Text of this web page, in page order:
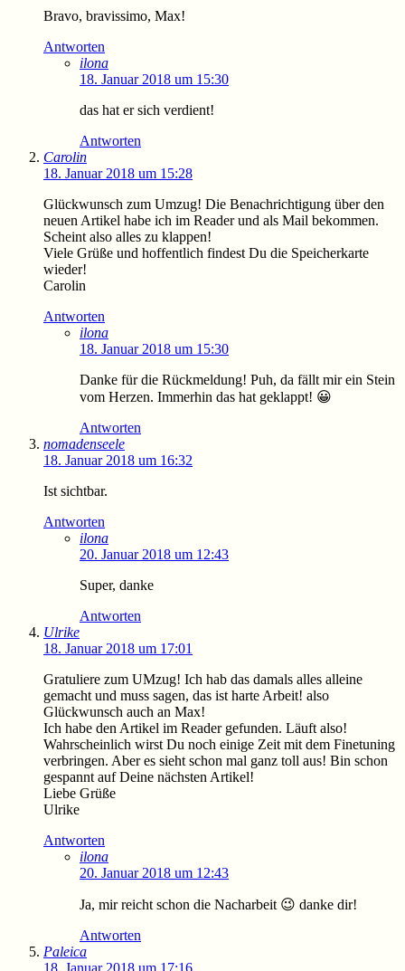
Bravo, bravissimo, Max!
Antworten
ilona
18. Januar 2018 um 15:30
das hat er sich verdient!
Antworten
Carolin
18. Januar 2018 um 15:28
Glückwunsch zum Umzug! Die Benachrichtigung über den
neuen Artikel habe ich im Reader und als Mail bekommen.
Scheint also alles zu klappen!
Viele Grüße und hoffentlich findest Du die Speicherkarte
wieder!
Carolin
Antworten
ilona
18. Januar 2018 um 15:30
Danke für die Rückmeldung! Puh, da fällt mir ein Stein
vom Herzen. Immerhin das hat geklappt! 😀
Antworten
nomadenseele
18. Januar 2018 um 16:32
Ist sichtbar.
Antworten
ilona
20. Januar 2018 um 12:43
Super, danke
Antworten
Ulrike
18. Januar 2018 um 17:01
Gratuliere zum UMzug! Ich hab das damals alles alleine
gemacht und muss sagen, das ist harte Arbeit! also
Glückwunsch auch an Max!
Ich habe den Artikel im Reader gefunden. Läuft also!
Wahrscheinlich wirst Du noch einige Zeit mit dem Finetuning
verbringen. Aber es sieht schon mal ganz toll aus! Bin schon
gespannt auf Deine nächsten Artikel!
Liebe Grüße
Ulrike
Antworten
ilona
20. Januar 2018 um 12:43
Ja, mir reicht schon die Nacharbeit 😉 danke dir!
Antworten
Paleica
18. Januar 2018 um 17:16